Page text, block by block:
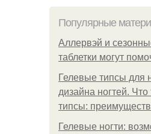
Популярные
Аллервэй и
таблетки могут
Гелевые типсы для
дизайна ногтей.
типсы:
Гелевые ногти: